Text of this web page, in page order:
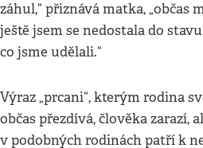
záhul,“ přiznává matka, „občas
ještě jsem se nedostala do
co jsme udělali.“
Výraz „prcani“, kterým rodina
občas přezdívá, člověka zarazí,
v podobných rodinách patří k